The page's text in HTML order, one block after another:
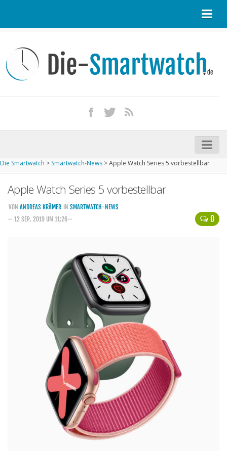
Kontakt / Tipp geben
Impressum
iPhone kaufen
Startseite
Aktuelle Smartwatches im Test
Kommende Smartwatches
Smartphonetarife
Datentarife
Smartphonetarife
Prepaid-Tarife
Datentarife
Flatrate-Prepaidtarife
Mobilfunk-Vergleichsrechner
Mobilfunk-Tarifrechner
Flatrate-Datentarife
Die Smartwatch > Smartwatch-News >Apple Watch Series 5 vorbestellbar
Apple Watch Series 5 vorbestellbar
0
VON ANDREAS KRÄMER IN SMARTWATCH-NEWS
— 12 SEP. 2019 UM 11:26—